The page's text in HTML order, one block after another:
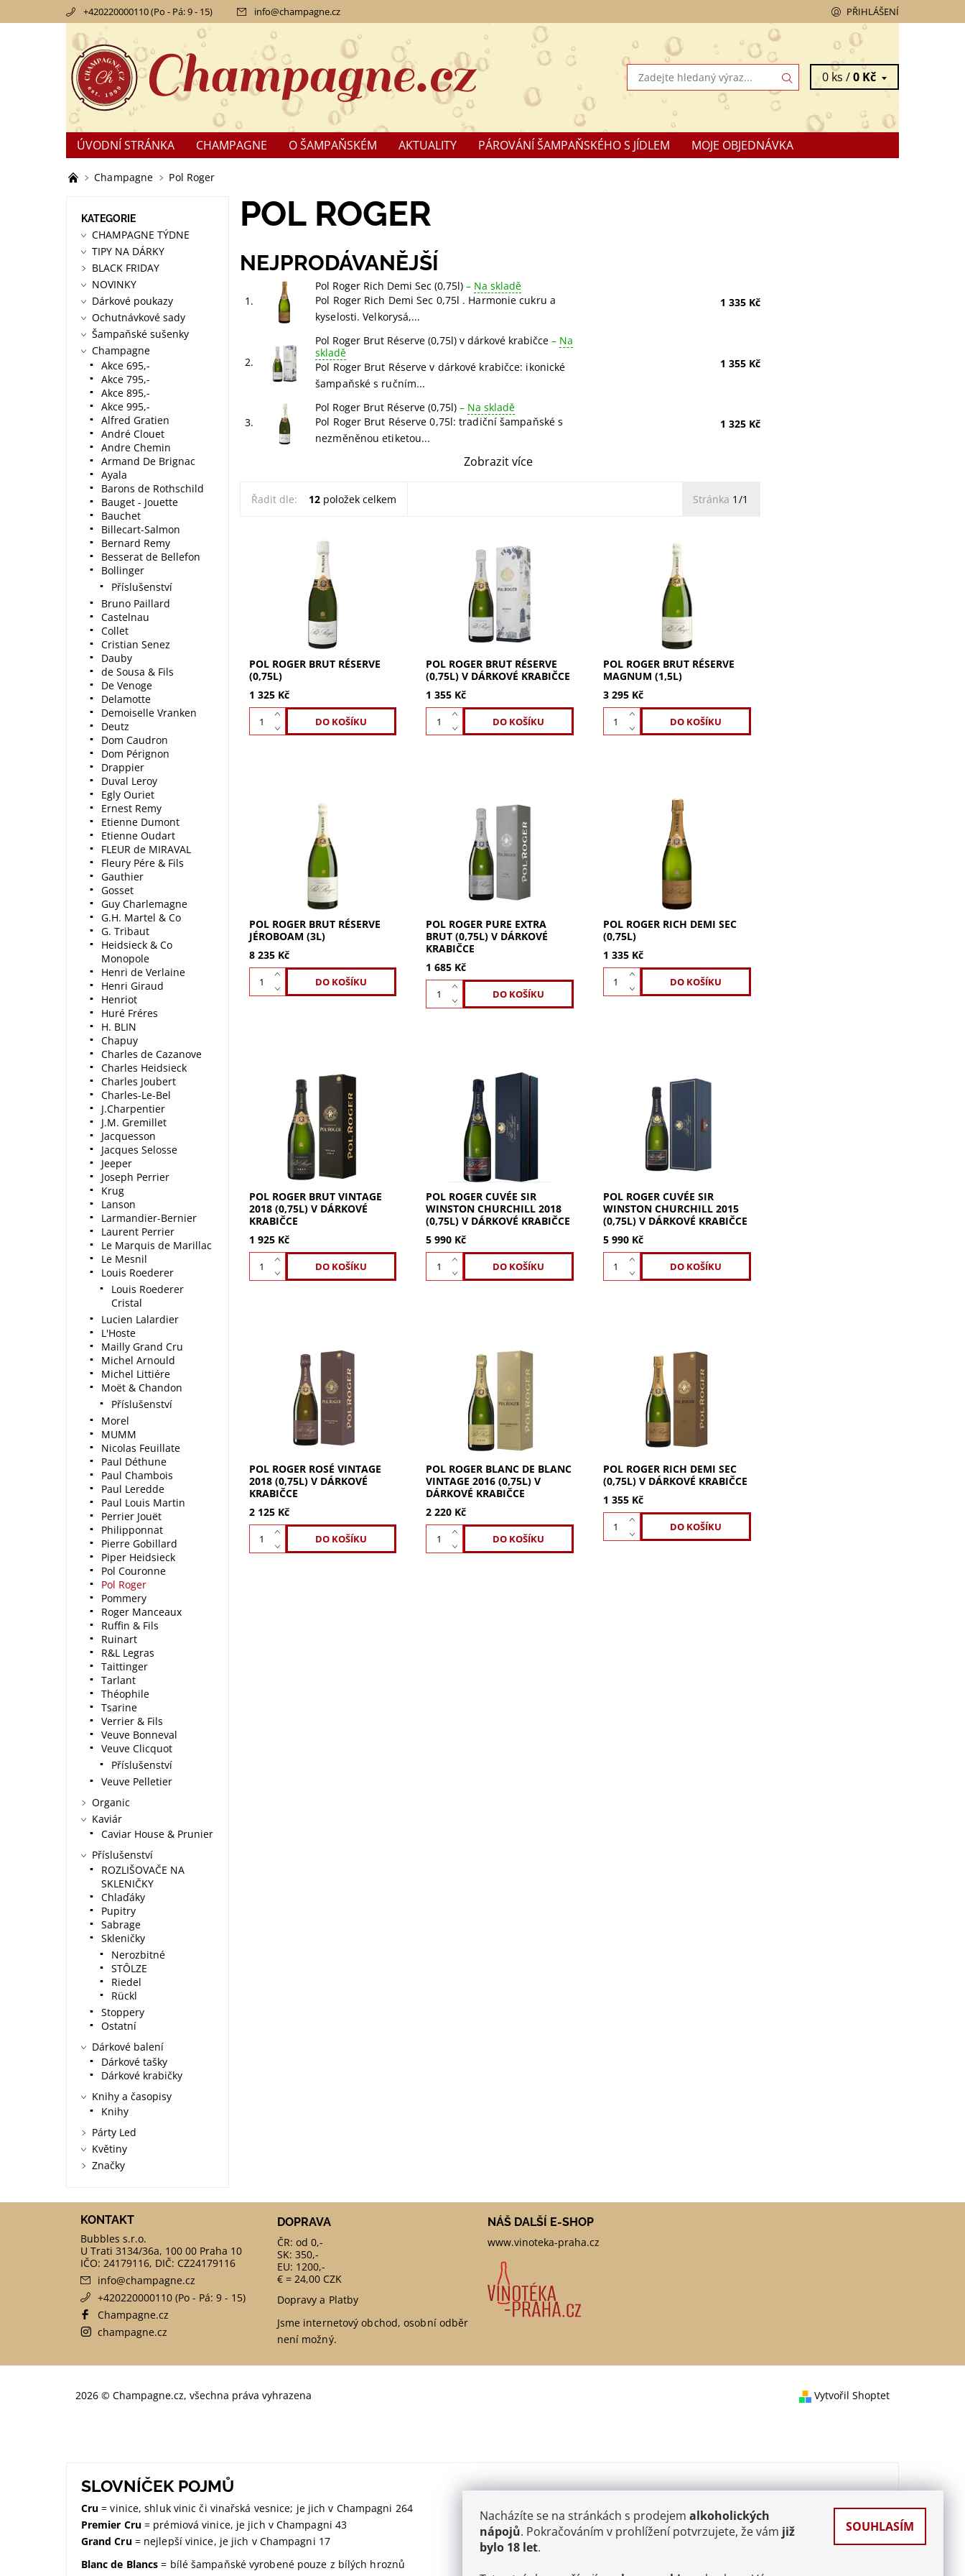
+420220000110 (Po - Pá: 9 - 15) info@champagne.cz PŘIHLÁŠENÍ
0 ks /0 Kč
ÚVODNÍ STRÁNKA CHAMPAGNE O ŠAMPAŇSKÉM AKTUALITY PÁROVÁNÍ ŠAMPAŇSKÉHO S JÍDLEM
MOJE OBJEDNÁVKA
KONTAKTY
OBCHODNÍ PODMÍNKY
Champagne Pol Roger
POL ROGER
NEJPRODÁVANĚJŠÍ
1.
Pol Roger Rich Demi Sec (0,75l)– Na skladě
Pol Roger Rich Demi Sec 0,75l . Harmonie cukru a
kyselosti. Velkorysá,...
1 335 Kč
2.
Pol Roger Brut Réserve (0,75l) v dárkové krabičce– Na
skladě
Pol Roger Brut Réserve v dárkové krabičce: ikonické
šampaňské s ručním...
1 355 Kč
3.
Pol Roger Brut Réserve (0,75l)– Na skladě
Pol Roger Brut Réserve 0,75l: tradiční šampaňské s
nezměněnou etiketou...
1 325 Kč
Zobrazit více
Řadit dle: 12položek celkem Stránka 1/1
Pol Roger Brut Réserve 0,75l:
tradiční šampaňské s
nezměněnou etiketou od
1849. Ručně setřásané kaly,
vůně hrušky, manga, zimolezu
POL ROGER BRUT RÉSERVE
(0,75L)
1 325 Kč
Pol Roger Brut Réserve v
dárkové krabičce: ikonické
šampaňské s ručním
setřásáním kalů. Vůně hrušky,
manga a zimolezu.
Dynamická, harmonická a...
POL ROGER BRUT RÉSERVE
(0,75L) V DÁRKOVÉ KRABIČCE
1 355 Kč
Pol Roger Brut Réserve
Magnum (1,5l): šampaňské s
legendární etiketou. Ručně
setřásané kaly, vůně hrušky,
manga a jasmínu. Dynamická,
harmonická a...
POL ROGER BRUT RÉSERVE
MAGNUM (1,5L)
3 295 Kč
Pol Roger Brut Réserve
Jéroboam (3l) - slavné
šampaňské s nezměněnou
etiketou od 1849. Ručně
setřásané kaly, bohatá vůně
hrušky a manga s květy....
POL ROGER BRUT RÉSERVE
JÉROBOAM (3L)
8 235 Kč
Pol Roger Pure Extra Brut 0,75l
v dárkové krabičce. Jedinečné
cuvée s rafinovanou vůní
květů hřebíčku a růže. Chuť je
přímá, strukturovaná a plná....
POL ROGER PURE EXTRA
BRUT (0,75L) V DÁRKOVÉ
KRABIČCE
1 685 Kč
Pol Roger Rich Demi Sec 0,75l
. Harmonie cukru a kyselosti.
Velkorysá, komplexní chuť s
ovocnými a kořenitými tóny.
Elegantní sladkost. Ideální...
POL ROGER RICH DEMI SEC
(0,75L)
1 335 Kč
Pol Roger Brut Vintage 2018 v
dárkové krabičce. Cuvée 60%
Pinot Noir, 40% Chardonnay.
Vůně růží, jablečného želé,
pečiva. Elegantní, kulatá chuť
POL ROGER BRUT VINTAGE
2018 (0,75L) V DÁRKOVÉ
KRABIČCE
1 925 Kč
Pol Roger Cuvée Sir Winston
Churchill 2018, prestižní
cuvée na počest britského
státníka. Tajemství složení
rodiny Pol Roger. Objevte
statnost,...
POL ROGER CUVÉE SIR
WINSTON CHURCHILL 2018
(0,75L) V DÁRKOVÉ KRABIČCE
5 990 Kč
Pol Roger Cuvée Sir Winston
Churchill 2015, cuvée ctící
britského státníka. Přísně
střežené tajemství složení s
důrazem na statnost,
strukturu a...
POL ROGER CUVÉE SIR
WINSTON CHURCHILL 2015
(0,75L) V DÁRKOVÉ KRABIČCE
5 990 Kč
Pol Roger Rosé Vintage 2018
(0,75l) v dárkové krabičce.
Intenzivní vůně červeného
ovoce, manga a papáji,
později květinové tóny.
POL ROGER ROSÉ VINTAGE
2018 (0,75L) V DÁRKOVÉ
KRABIČCE
2 125 Kč
Prémiové Pol Roger Blanc de
Blanc Vintage 2016 z Côte des
Blancs. Elegantní Champagne
s jemnou mineralitou, citrusy
a dlouhým sofistikovaným...
POL ROGER BLANC DE BLANC
VINTAGE 2016 (0,75L) V
DÁRKOVÉ KRABIČCE
2 220 Kč
Pol Roger Rich Demi Sec 0,75l
v dárkové krabičce. Harmonie
cukru a kyselosti. Velkorysá,
komplexní chuť s ovocnými a
kořenitými tóny. Elegantní...
POL ROGER RICH DEMI SEC
(0,75L) V DÁRKOVÉ KRABIČCE
1 355 Kč
KATEGORIE
CHAMPAGNE TÝDNE
TIPY NA DÁRKY
BLACK FRIDAY
NOVINKY
Dárkové poukazy
Ochutnávkové sady
Šampaňské sušenky
Champagne
Akce 695,-
Akce 795,-
Akce 895,-
Akce 995,-
Alfred Gratien
André Clouet
Andre Chemin
Armand De Brignac
Ayala
Barons de Rothschild
Bauget - Jouette
Bauchet
Billecart-Salmon
Bernard Remy
Besserat de Bellefon
Bollinger
Příslušenství
Bruno Paillard
Castelnau
Collet
Cristian Senez
Dauby
de Sousa & Fils
De Venoge
Delamotte
Demoiselle Vranken
Deutz
Dom Caudron
Dom Pérignon
Drappier
Duval Leroy
Egly Ouriet
Ernest Remy
Etienne Dumont
Etienne Oudart
FLEUR de MIRAVAL
Fleury Pére & Fils
Gauthier
Gosset
Guy Charlemagne
G.H. Martel & Co
G. Tribaut
Heidsieck & Co
Monopole
Henri de Verlaine
Henri Giraud
Henriot
Huré Fréres
H. BLIN
Chapuy
Charles de Cazanove
Charles Heidsieck
Charles Joubert
Charles-Le-Bel
J.Charpentier
J.M. Gremillet
Jacquesson
Jacques Selosse
Jeeper
Joseph Perrier
Krug
Lanson
Larmandier-Bernier
Laurent Perrier
Le Marquis de Marillac
Le Mesnil
Louis Roederer
Louis Roederer
Cristal
Lucien Lalardier
L'Hoste
Mailly Grand Cru
Michel Arnould
Michel Littiére
Moët & Chandon
Příslušenství
Morel
MUMM
Nicolas Feuillate
Paul Déthune
Paul Chambois
Paul Leredde
Paul Louis Martin
Perrier Jouët
Philipponnat
Pierre Gobillard
Piper Heidsieck
Pol Couronne
Pol Roger
Pommery
Roger Manceaux
Ruffin & Fils
Ruinart
R&L Legras
Taittinger
Tarlant
Théophile
Tsarine
Verrier & Fils
Veuve Bonneval
Veuve Clicquot
Příslušenství
Veuve Pelletier
Organic
Kaviár
Caviar House & Prunier
Příslušenství
ROZLIŠOVAČE NA
SKLENIČKY
Chlaďáky
Pupitry
Sabrage
Skleničky
Nerozbitné
STÔLZE
Riedel
Rückl
Stoppery
Ostatní
Dárkové balení
Dárkové tašky
Dárkové krabičky
Knihy a časopisy
Knihy
Párty Led
Květiny
Značky
KONTAKT
info@champagne.cz
+420220000110 (Po - Pá: 9 - 15)
Champagne.cz
champagne.cz
DOPRAVA
ČR: od 0,-
SK: 350,-
EU: 1200,-
€ = 24,00 CZK
Dopravy a Platby
Jsme internetový obchod, osobní odběr
není možný.
NÁŠ DALŠÍ E-SHOP
www.vinoteka-praha.cz
2026 © Champagne.cz, všechna práva vyhrazena Vytvořil Shoptet
SLOVNÍČEK POJMŮ
Cru = vinice, shluk vinic či vinařská vesnice; je jich v Champagni 264
Premier Cru= prémiová vinice, je jich v Champagni 43
Grand Cru= nejlepší vinice, je jich v Champagni 17
Blanc de Blancs = bílé šampaňské vyrobené pouze z bílých hroznů
Nacházíte se na stránkách s prodejem alkoholických
nápojů. Pokračováním v prohlížení potvrzujete, že vám již
bylo 18 let.
SOUHLASÍM